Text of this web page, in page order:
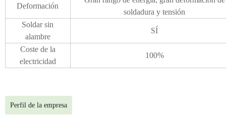
Deformación
soldadura y tensión
Soldar sin
alambre
SÍ
Coste de la
electricidad
100%
Perfil de la empresa